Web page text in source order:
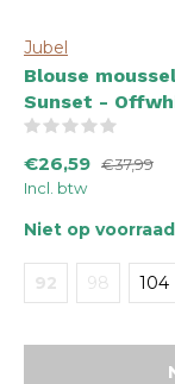
Jubel
Blouse
Sunset -
€26,59 €37,99
Incl. btw
Niet op voorraad
92 98 104